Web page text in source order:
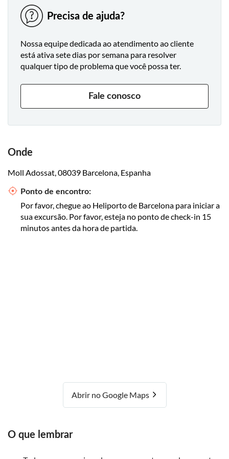
Precisa de ajuda?
Nossa equipe dedicada ao atendimento ao cliente
está ativa sete dias por semana para resolver
qualquer tipo de problema que você possa ter.
Fale conosco
Onde
Moll Adossat, 08039 Barcelona, Espanha
Ponto de encontro:
Por favor, chegue ao Heliporto de Barcelona para iniciar a
sua excursão. Por favor, esteja no ponto de check-in 15
minutos antes da hora de partida.
Abrir no Google Maps
O que lembrar